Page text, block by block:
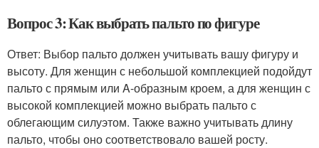
Вопрос 3: Как выбрать пальто по фигуре
Ответ: Выбор пальто должен учитывать вашу фигуру и
высоту. Для женщин с небольшой комплекцией подойдут
пальто с прямым или A-образным кроем, а для женщин с
высокой комплекцией можно выбрать пальто с
облегающим силуэтом. Также важно учитывать длину
пальто, чтобы оно соответствовало вашей росту.